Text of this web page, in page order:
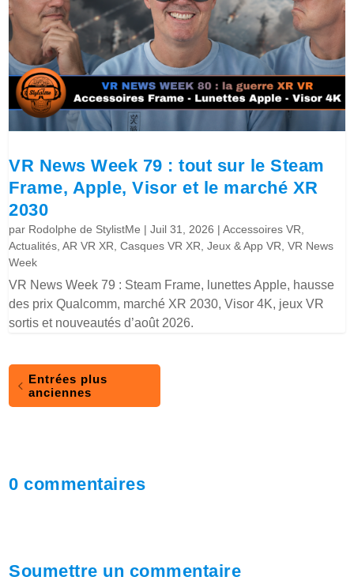
VR News Week 79 : tout sur le Steam
Frame, Apple, Visor et le marché XR
2030
par Rodolphe de StylistMe |Juil 31, 2026 |Accessoires VR
Actualités ,AR VR XR ,Casques VR XR ,Jeux & App VR ,VR News
Week
VR News Week 79 : Steam Frame, lunettes Apple, hausse
des prix Qualcomm, marché XR 2030, Visor 4K, jeux VR
sortis et nouveautés d’août 2026.
Entrées plus
anciennes
0 commentaires
Soumettre un commentaire